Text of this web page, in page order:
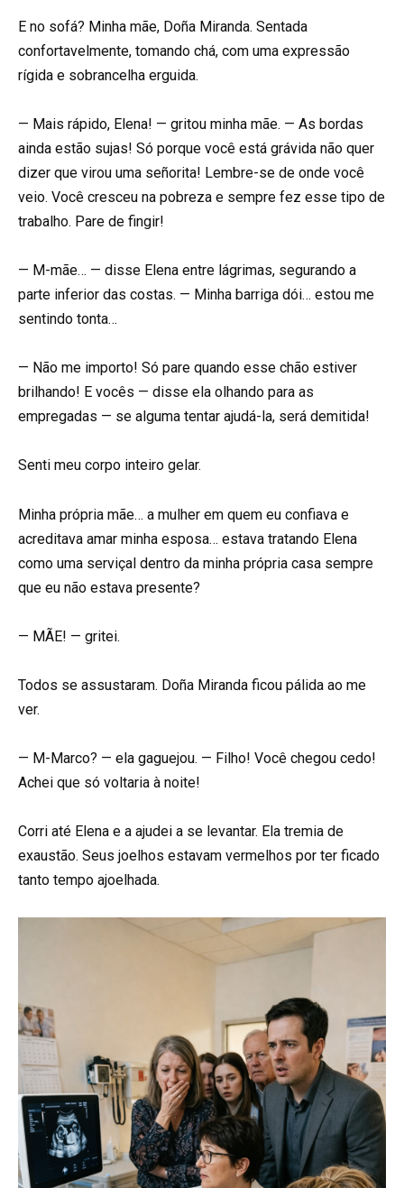
E no sofá? Minha mãe, Doña Miranda. Sentada
confortavelmente, tomando chá, com uma expressão
rígida e sobrancelha erguida.
— Mais rápido, Elena! — gritou minha mãe. — As bordas
ainda estão sujas! Só porque você está grávida não quer
dizer que virou uma señorita! Lembre-se de onde você
veio. Você cresceu na pobreza e sempre fez esse tipo de
trabalho. Pare de fingir!
— M-mãe… — disse Elena entre lágrimas, segurando a
parte inferior das costas. — Minha barriga dói… estou me
sentindo tonta…
— Não me importo! Só pare quando esse chão estiver
brilhando! E vocês — disse ela olhando para as
empregadas — se alguma tentar ajudá-la, será demitida!
Senti meu corpo inteiro gelar.
Minha própria mãe… a mulher em quem eu confiava e
acreditava amar minha esposa… estava tratando Elena
como uma serviçal dentro da minha própria casa sempre
que eu não estava presente?
— MÃE! — gritei.
Todos se assustaram. Doña Miranda ficou pálida ao me
ver.
— M-Marco? — ela gaguejou. — Filho! Você chegou cedo!
Achei que só voltaria à noite!
Corri até Elena e a ajudei a se levantar. Ela tremia de
exaustão. Seus joelhos estavam vermelhos por ter ficado
tanto tempo ajoelhada.